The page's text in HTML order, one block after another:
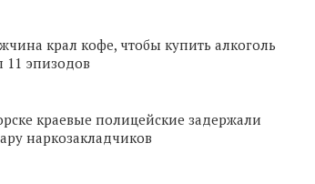
крал кофе, чтобы купить алкоголь
11 эпизодов
краевые полицейские задержали
наркозакладчиков